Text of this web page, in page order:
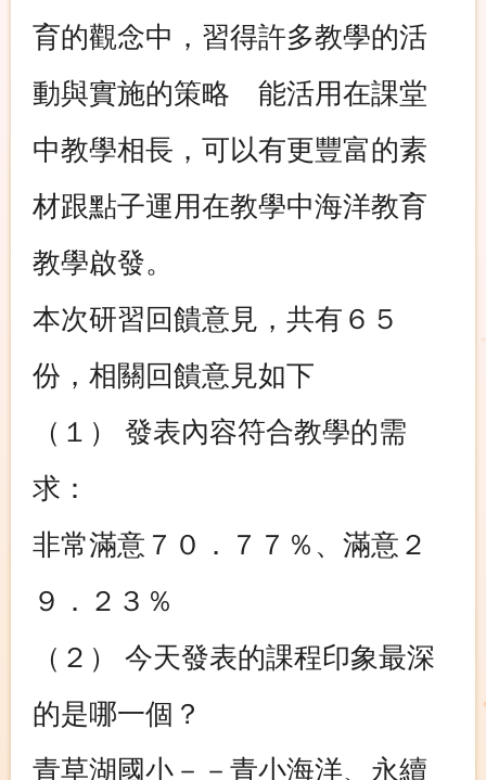
育的觀念中，習得許多教學的活
動與實施的策略 能活用在課堂
中教學相長，可以有更豐富的素
材跟點子運用在教學中海洋教育
教學啟發。
本次研習回饋意見，共有６５
份，相關回饋意見如下
（１） 發表內容符合教學的需
求：
非常滿意７０．７７％、滿意２
９．２３％
（２） 今天發表的課程印象最深
的是哪一個？
青草湖國小－－青小海洋、永續